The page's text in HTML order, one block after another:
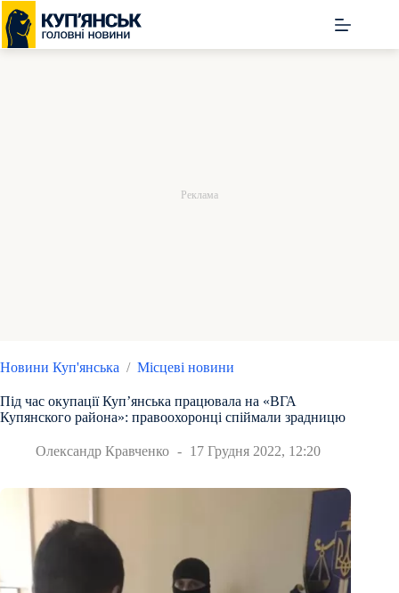
Перейти
до
вмісту
Новини Куп'янська / Місцеві новини
Під час окупації Куп’янська працювала на «ВГА
Купянского района»: правоохоронці спіймали зрадницю
Олександр Кравченко 17 Грудня 2022, 12:20